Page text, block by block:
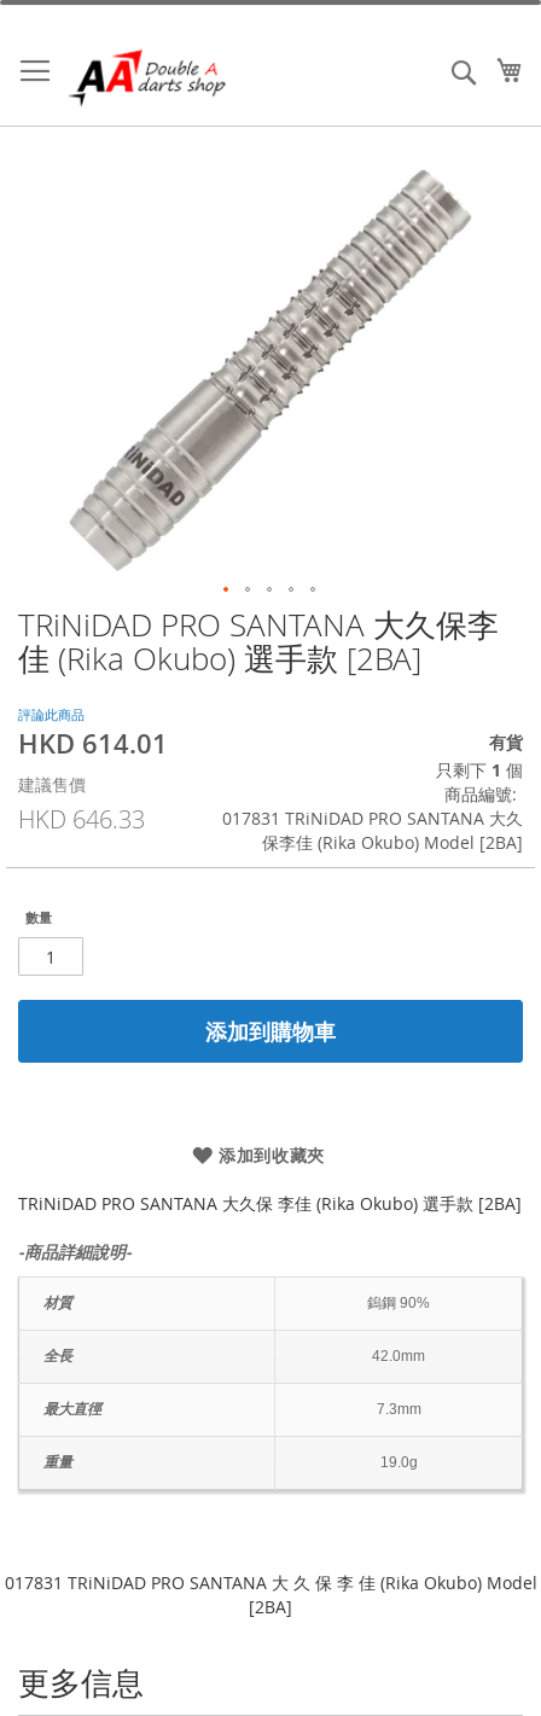
跳
內
容
搜索
TRiNiDAD PRO SANTANA 大久保李
佳 (Rika Okubo) 選手款 [2BA]
評論此商品
特
價
格
HKD 614.01
建議售價
HKD 646.33
有貨
只剩下 1 個
商品編號
017831 TRiNiDAD PRO SANTANA 大久
保李佳 (Rika Okubo) Model [2BA]
數量
添加到購物車
添加到收藏夾
TRiNiDAD PRO SANTANA 大久保 李佳 (Rika Okubo) 選手款 [2BA]
-商品詳細說明-
材質 鎢鋼 90%
全長 42.0mm
最大直徑 7.3mm
重量 19.0g
Skip
to
the
of
the
gallery
017831 TRiNiDAD PRO SANTANA 大 久 保 李 佳 (Rika Okubo) Model
[2BA]
更多信息